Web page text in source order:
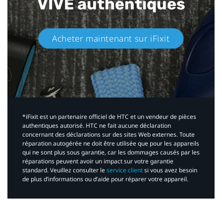
VIVE authentiques​
Acheter maintenant sur iFixit​
*iFixit est un partenaire officiel de HTC et un vendeur de pièces
authentiques autorisé. HTC ne fait aucune déclaration
concernant des déclarations sur des sites Web externes. Toute
réparation autogérée ne doit être utilisée que pour les appareils
qui ne sont plus sous garantie, car les dommages causés par les
réparations peuvent avoir un impact sur votre garantie
standard. Veuillez consulter leservice clientsi vous avez besoin
de plus d’informations ou d’aide pour réparer votre appareil.​